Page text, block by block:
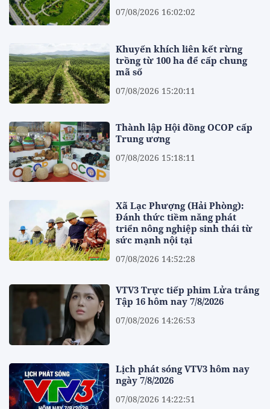
07/08/2026 16:02:02
Khuyến khích liên kết rừng
trồng từ 100 ha để cấp chung
mã số
07/08/2026 15:20:11
Thành lập Hội đồng OCOP cấp
Trung ương
07/08/2026 15:18:11
Xã Lạc Phượng (Hải Phòng):
Đánh thức tiềm năng phát
triển nông nghiệp sinh thái từ
sức mạnh nội tại
07/08/2026 14:52:28
VTV3 Trực tiếp phim Lửa trắng
Tập 16 hôm nay 7/8/2026
07/08/2026 14:26:53
Lịch phát sóng VTV3 hôm nay
ngày 7/8/2026
07/08/2026 14:22:51